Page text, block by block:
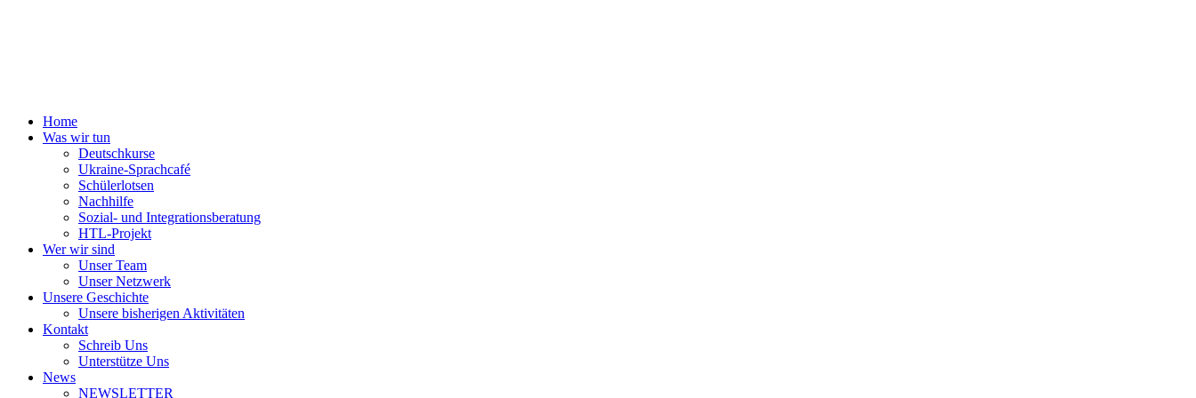
Home
Was wir tun
Deutschkurse
Ukraine-Sprachcafé
Schülerlotsen
Nachhilfe
Sozial- und Integrationsberatung
HTL-Projekt
Wer wir sind
Unser Team
Unser Netzwerk
Unsere Geschichte
Unsere bisherigen Aktivitäten
Kontakt
Schreib Uns
Unterstütze Uns
News
NEWSLETTER